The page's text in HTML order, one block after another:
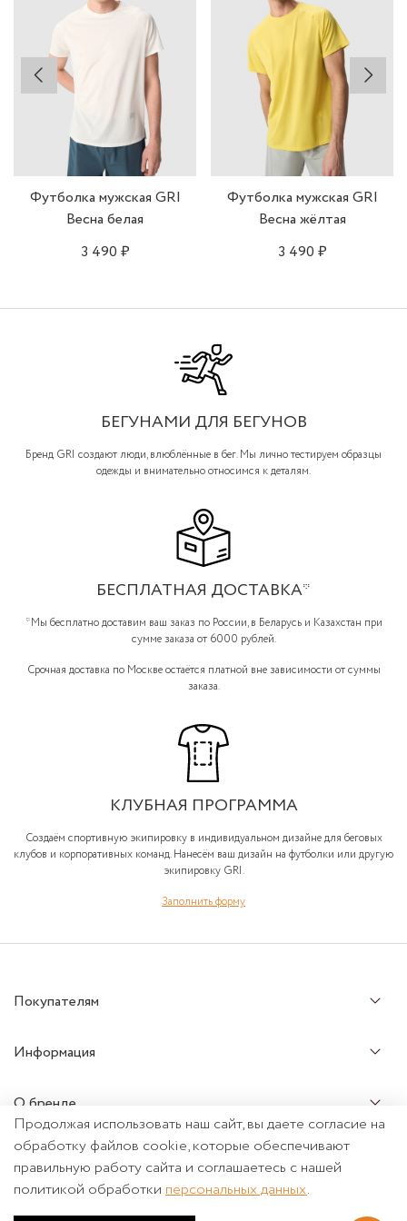
• Тонкие плоские швы.
• Светоотражающие элементы.
Футболка мужская GRI
Весна белая
3 490 ₽
Футболка мужская GRI
Весна жёлтая
3 490 ₽
БЕГУНАМИ ДЛЯ БЕГУНОВ
Бренд GRI создают люди, влюблённые в бег. Мы лично тестируем образцы
одежды и внимательно относимся к деталям.
БЕСПЛАТНАЯ ДОСТАВКА*
*Мы бесплатно доставим ваш заказ по России, в Беларусь и Казахстан при
сумме заказа от 6000 рублей.
Срочная доставка по Москве остаётся платной вне зависимости от суммы
заказа.
КЛУБНАЯ ПРОГРАММА
Создаём спортивную экипировку в индивидуальном дизайне для беговых
клубов и корпоративных команд. Нанесём ваш дизайн на футболки или другую
экипировку GRI.
Заполнить форму
Покупателям
Информация
О бренде
Почта: info@grigri.ru +7 499 288-76-74
Продолжая использовать наш сайт, вы даете согласие на
обработку файлов cookie, которые обеспечивают
правильную работу сайта и соглашаетесь с нашей
политикой обработки персональных данных.